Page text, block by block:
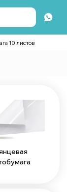
10 листов